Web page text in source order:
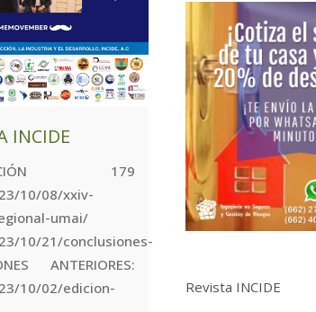
INCIDE
179
10/08/xxiv-
umai/
10/21/conclusiones-
ANTERIORES:
10/02/edicion-
Revista INCIDE